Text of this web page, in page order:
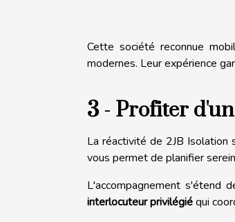
Cette société reconnue
modernes. Leur expérience
3 - Profiter
La réactivité de 2JB Isolation
vous permet de planifier
L'accompagnement s'étend
interlocuteur privilégiéqui